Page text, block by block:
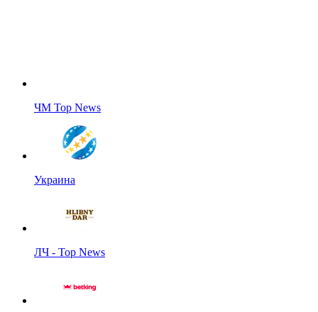
ЧМ Top News
Украина
ЛЧ - Top News